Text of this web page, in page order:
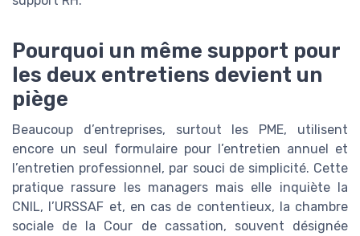
Pourquoi un même support pour
les deux entretiens devient un
piège
Beaucoup d’entreprises, surtout les PME, utilisent
encore un seul formulaire pour l’entretien annuel et
l’entretien professionnel, par souci de simplicité. Cette
pratique rassure les managers mais elle inquiète la
CNIL, l’URSSAF et, en cas de contentieux, la chambre
sociale de la Cour de cassation, souvent désignée